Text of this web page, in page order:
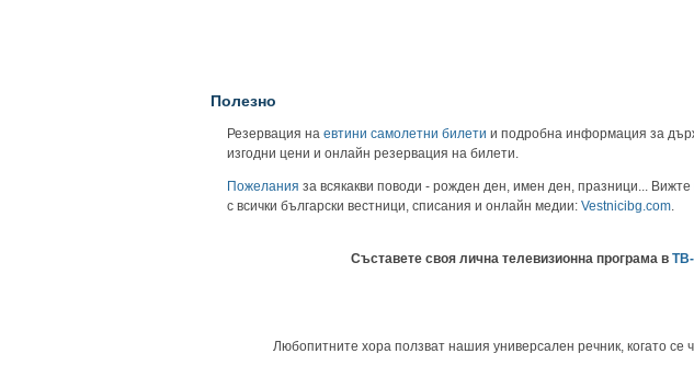
Полезно
Резервация на евтини самолетни билети и подробна информация за
изгодни цени и онлайн резервация на билети.
Пожелания за всякакви поводи - рожден ден, имен ден, празници... Вижте
с всички български вестници, списания и онлайн медии: Vestnicibg.com
Съставете своя лична телевизионна програма в
Любопитните хора ползват нашия универсален речник, когато се